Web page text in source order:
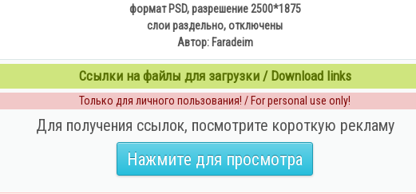
формат PSD, разрешение 2500*1875
слои раздельно, отключены
Автор: Faradeim
Ссылки на файлы для загрузки / Download links
Только для личного пользования! / For personal use only!
Для получения ссылок, посмотрите короткую рекламу
Нажмите для просмотра